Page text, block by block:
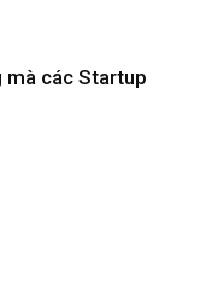
mà các Startup